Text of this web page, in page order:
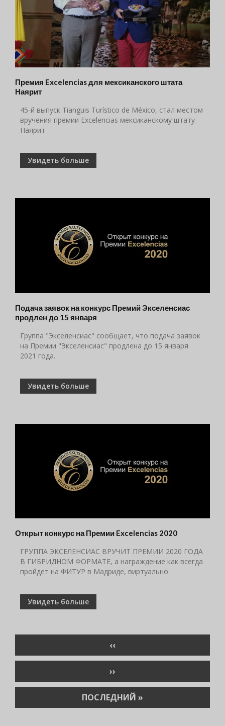
Премия Excelencias для мексиканского штата
Наярит
45-й выпуск Tianguis Turístico de México, стал местом
вручения премии Excelencias мексиканскому штату
Наярит
Увидеть больше
Подача заявок на конкурс Премий Экселенсиас
продлен до 15 января
Группа "Экселенсиас" сообщает, что подача заявок
на Премии "Экселенсиас" продлена до 15 января
2021 года.
Увидеть больше
Открыт конкурс на Премии Excelencias 2020
ГРУППА ЭКСЕЛЕНСИАС ВРУЧИТ ПРЕМИИ 2020 ГОДА
В ГИБРИДНОМ ФОРМАТЕ, а награждение как всегда
пройдет на ФИТУР в Мадриде, виртуально.
Увидеть больше
ПРЕДЫДУЩАЯ
СТРАНИЦА
‹‹
СЛЕДУЮЩАЯ
СТРАНИЦА
››
ПОСЛЕДНЯЯ
СТРАНИЦА
ПОСЛЕДНИЙ »